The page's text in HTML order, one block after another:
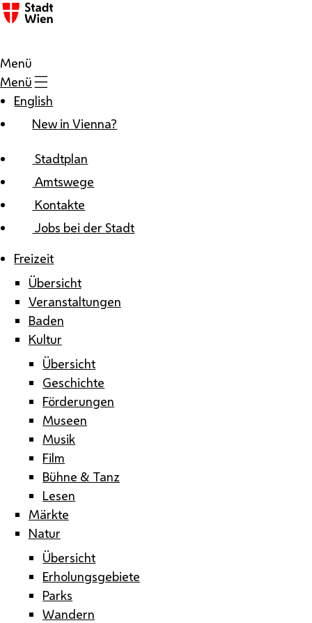
Zum Inhalt
Menü
Menü
English
New in Vienna?
Stadtplan
Amtswege
Kontakte
Jobs bei der Stadt
Freizeit
Übersicht
Veranstaltungen
Baden
Kultur
Übersicht
Geschichte
Förderungen
Museen
Musik
Film
Bühne & Tanz
Lesen
Märkte
Natur
Übersicht
Erholungsgebiete
Parks
Wandern